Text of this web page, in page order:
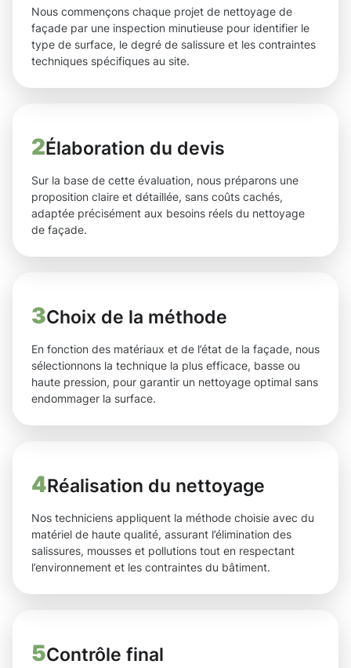
Nous commençons chaque projet de nettoyage de
façade par une inspection minutieuse pour identifier le
type de surface, le degré de salissure et les contraintes
techniques spécifiques au site.
2Élaboration du devis
Sur la base de cette évaluation, nous préparons une
proposition claire et détaillée, sans coûts cachés,
adaptée précisément aux besoins réels du nettoyage
de façade.
3Choix de la méthode
En fonction des matériaux et de l’état de la façade, nous
sélectionnons la technique la plus efficace, basse ou
haute pression, pour garantir un nettoyage optimal sans
endommager la surface.
4Réalisation du nettoyage
Nos techniciens appliquent la méthode choisie avec du
matériel de haute qualité, assurant l’élimination des
salissures, mousses et pollutions tout en respectant
l’environnement et les contraintes du bâtiment.
5Contrôle final